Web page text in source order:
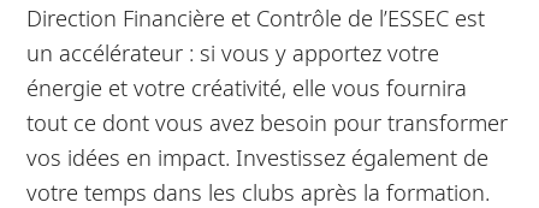
Direction Financière et Contrôle de l’ESSEC est
un accélérateur : si vous y apportez votre
énergie et votre créativité, elle vous fournira
tout ce dont vous avez besoin pour transformer
vos idées en impact. Investissez également de
votre temps dans les clubs après la formation.